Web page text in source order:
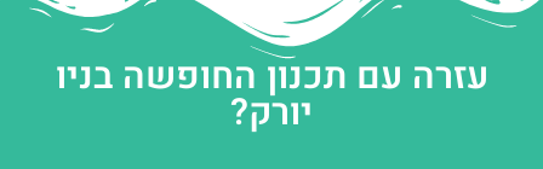
עזרה עם תכנון החופשה בניו
יורק?